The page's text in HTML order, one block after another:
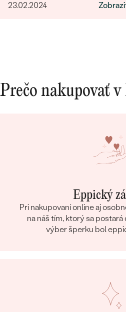
23.02.2024
Prečo nakupovať v
Eppický
Pri nakupovaní online aj
na náš tím, ktorý sa
výber šperku bol